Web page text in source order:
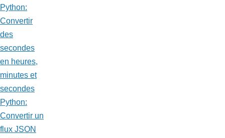
Python:
Convertir
des
secondes
en heures,
minutes et
secondes
Python:
Convertir un
flux JSON